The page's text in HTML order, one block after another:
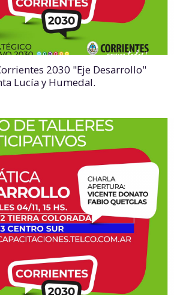
2030 "Eje Desarrollo"
Lucía y Humedal.